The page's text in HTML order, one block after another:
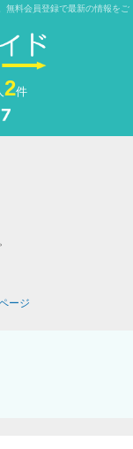
無料会員登録で最新の情報をご
2件
ージ